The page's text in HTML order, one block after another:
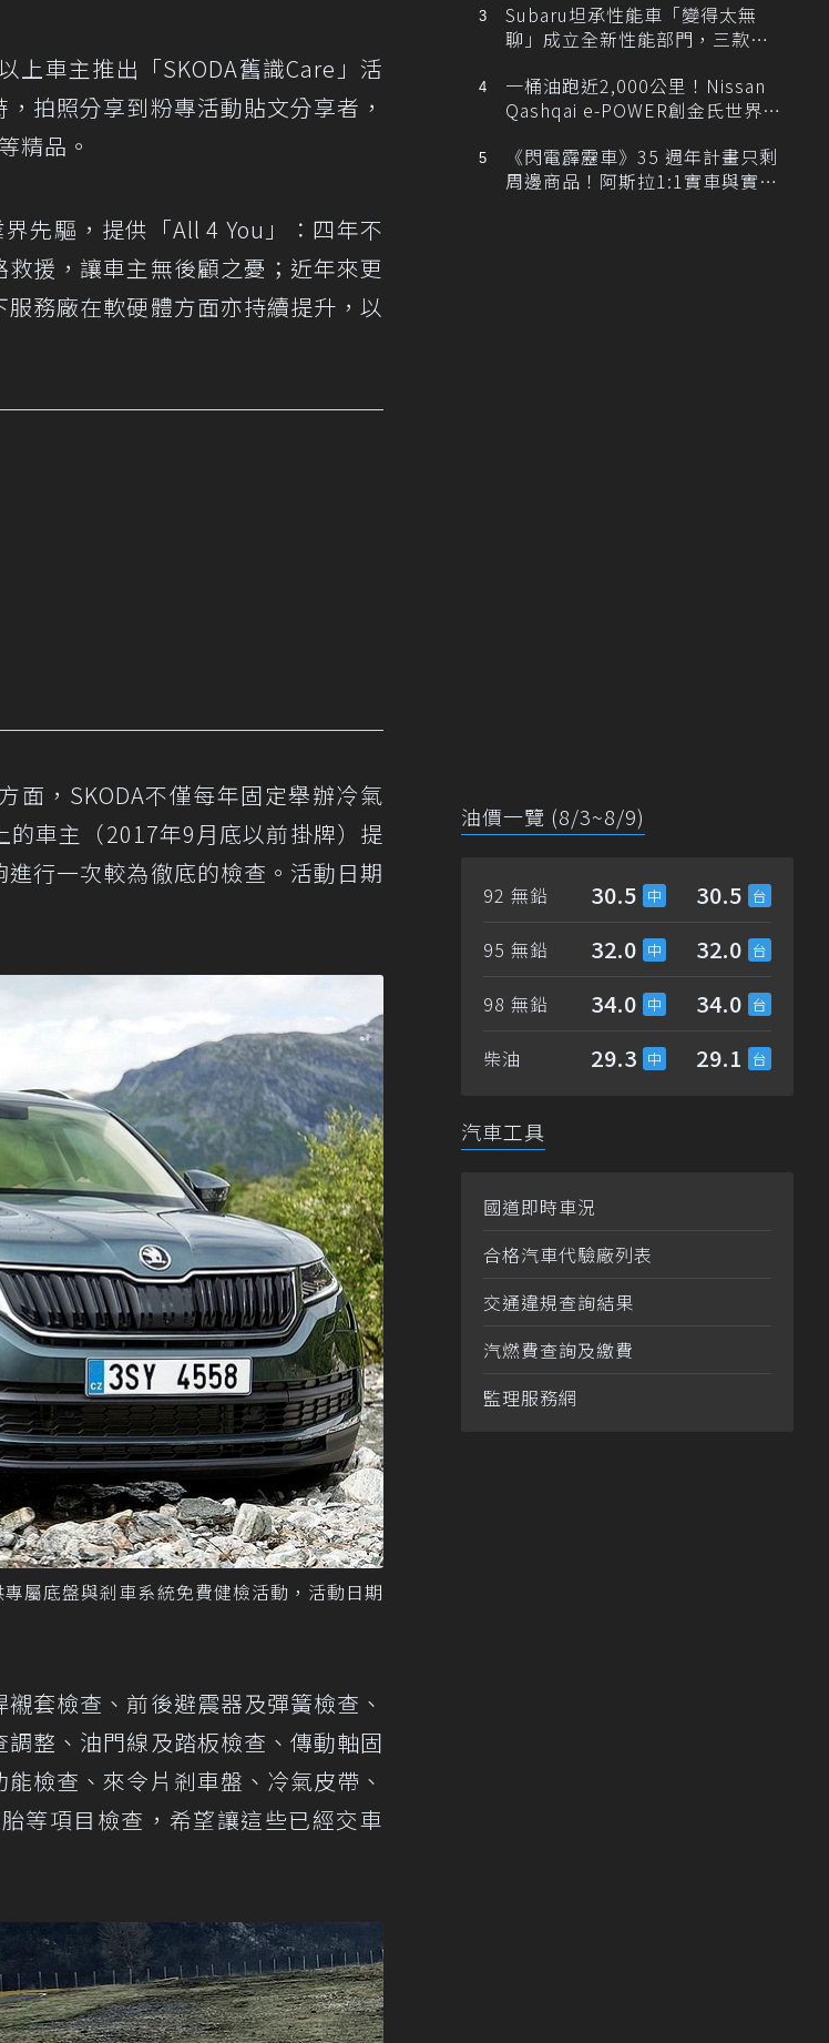
上車主推出「SKODA舊識Care」活
，拍照分享到粉專活動貼文分享者，
精品。
先驅，提供「All 4 You」：四年不
援，讓車主無後顧之憂；近年來更
務廠在軟硬體方面亦持續提升，以
面，SKODA不僅每年固定舉辦冷氣
車主（2017年9月底以前掛牌）提
行一次較為徹底的檢查。活動日期
屬底盤與剎車系統免費健檢活動，活動日期
套檢查、前後避震器及彈簧檢查、
整、油門線及踏板檢查、傳動軸固
能檢查、來令片剎車盤、冷氣皮帶、
等項目檢查，希望讓這些已經交車
Subaru坦承性能車「變得太無
聊」成立全新性能部門，三款手
一桶油跑近2,000公里！Nissan
Qashqai e-POWER創金氏世界紀
《閃電霹靂車》35 週年計畫只剩
周邊商品！阿斯拉1:1實車與實體
油價一覽 (8/3~8/9)
92 無鉛 30.5 30.5
95 無鉛 32.0 32.0
98 無鉛 34.0 34.0
柴油 29.3 29.1
汽車工具
國道即時車況
合格汽車代驗廠列表
交通違規查詢結果
汽燃費查詢及繳費
監理服務網